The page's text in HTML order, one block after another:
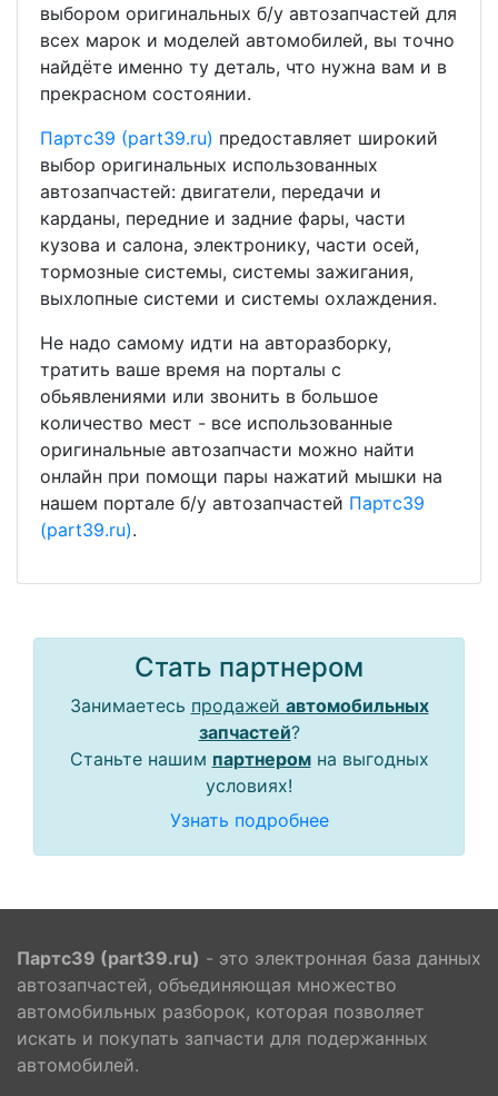
выбором оригинальных б/у автозапчастей для
всех марок и моделей автомобилей, вы точно
найдёте именно ту деталь, что нужна вам и в
прекрасном состоянии.
Партс39 (part39.ru) предоставляет широкий
выбор оригинальных использованных
автозапчастей: двигатели, передачи и
карданы, передние и задние фары, части
кузова и салона, электронику, части осей,
тормозные системы, системы зажигания,
выхлопные системи и системы охлаждения.
Не надо самому идти на авторазборку,
тратить ваше время на порталы с
обьявлениями или звонить в большое
количество мест - все использованные
оригинальные автозапчасти можно найти
онлайн при помощи пары нажатий мышки на
нашем портале б/у автозапчастей Партс39
(part39.ru).
Стать партнером
Занимаетесь продажей автомобильных
запчастей?
Станьте нашим партнеромна выгодных
условиях!
Узнать подробнее
Партс39 (part39.ru) - это электронная база данных
автозапчастей, объединяющая множество
автомобильных разборок, которая позволяет
искать и покупать запчасти для подержанных
автомобилей.